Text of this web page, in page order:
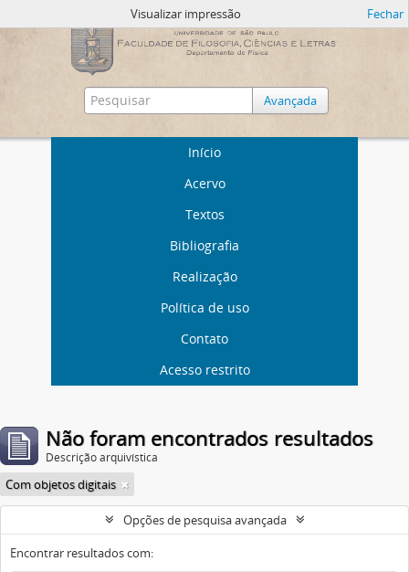
Avançada
Início
Acervo
Textos
Bibliografia
Realização
Política de uso
Contato
Acesso restrito
Visualizar impressão Fechar
Não foram encontrados resultados
Descrição arquivística
Com objetos digitais
Opções de pesquisa avançada
Encontrar resultados com: